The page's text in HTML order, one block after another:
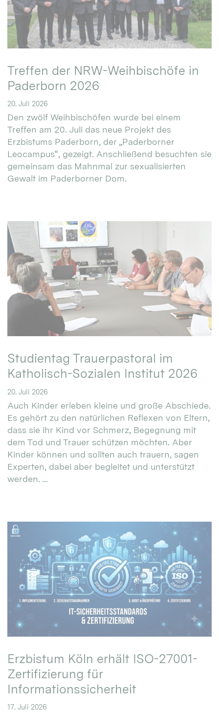
Treffen der NRW-Weihbischöfe in
Paderborn 2026
20. Juli 2026
Den zwölf Weihbischöfen wurde bei einem
Treffen am 20. Juli das neue Projekt des
Erzbistums Paderborn, der „Paderborner
Leocampus“, gezeigt. Anschließend besuchten sie
gemeinsam das Mahnmal zur sexualisierten
Gewalt im Paderborner Dom.
Studientag Trauerpastoral im
Katholisch-Sozialen Institut 2026
20. Juli 2026
Auch Kinder erleben kleine und große Abschiede.
Es gehört zu den natürlichen Reflexen von Eltern,
dass sie ihr Kind vor Schmerz, Begegnung mit
dem Tod und Trauer schützen möchten. Aber
Kinder können und sollten auch trauern, sagen
Experten, dabei aber begleitet und unterstützt
werden. ...
Erzbistum Köln erhält ISO-27001-
Zertifizierung für
Informationssicherheit
17. Juli 2026